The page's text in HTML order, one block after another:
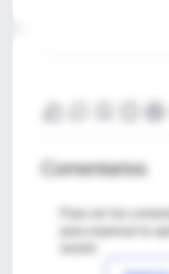
Comentarios
Para ver los